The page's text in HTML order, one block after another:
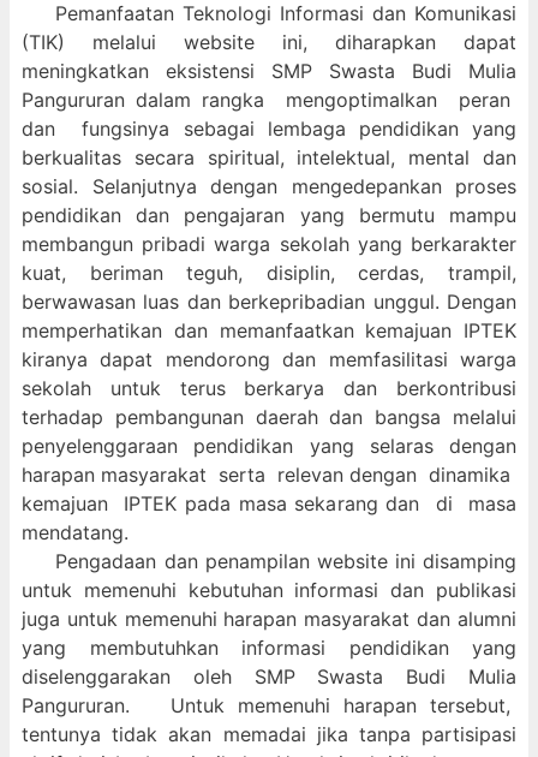
Pemanfaatan Teknologi Informasi dan Komunikasi
(TIK) melalui website ini, diharapkan dapat
meningkatkan eksistensi SMP Swasta Budi Mulia
Pangururan dalam rangka mengoptimalkan peran
dan fungsinya sebagai lembaga pendidikan yang
berkualitas secara spiritual, intelektual, mental dan
sosial. Selanjutnya dengan mengedepankan proses
pendidikan dan pengajaran yang bermutu mampu
membangun pribadi warga sekolah yang berkarakter
kuat, beriman teguh, disiplin, cerdas, trampil,
berwawasan luas dan berkepribadian unggul. Dengan
memperhatikan dan memanfaatkan kemajuan IPTEK
kiranya dapat mendorong dan memfasilitasi warga
sekolah untuk terus berkarya dan berkontribusi
terhadap pembangunan daerah dan bangsa melalui
penyelenggaraan pendidikan yang selaras dengan
harapan masyarakat serta relevan dengan dinamika
kemajuan IPTEK pada masa sekarang dan di masa
mendatang.
Pengadaan dan penampilan website ini disamping
untuk memenuhi kebutuhan informasi dan publikasi
juga untuk memenuhi harapan masyarakat dan alumni
yang membutuhkan informasi pendidikan yang
diselenggarakan oleh SMP Swasta Budi Mulia
Pangururan. Untuk memenuhi harapan tersebut,
tentunya tidak akan memadai jika tanpa partisipasi